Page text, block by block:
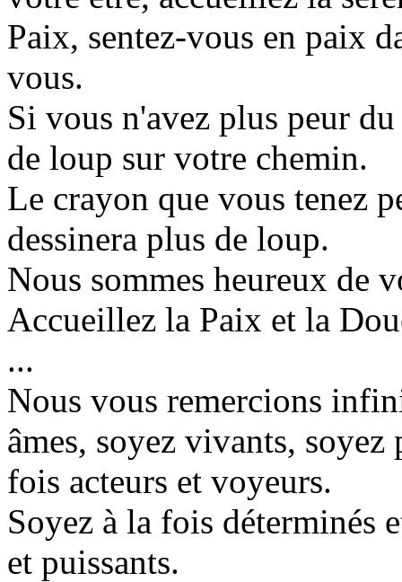
Paix, sentez-vous en paix
vous.
Si vous n'avez plus peur
de loup sur votre chemin.
Le crayon que vous tenez
dessinera plus de loup.
Nous sommes heureux de
Accueillez la Paix et la
...
Nous vous remercions
âmes, soyez vivants, soyez
fois acteurs et voyeurs.
Soyez à la fois déterminés
et puissants.